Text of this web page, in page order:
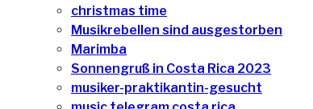
christmas time
Musikrebellen sind ausgestorben
Marimba
Sonnengruß in Costa Rica 2023
musiker-praktikantin-gesucht